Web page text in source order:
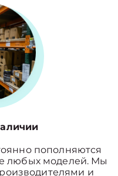
пополняются
любых моделей. Мы
и